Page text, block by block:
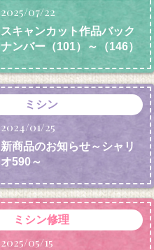
2025/07/22
スキャンカット作品バック
ナンバー（101）～（146）
ミシン
2024/01/25
新商品のお知らせ～シャリ
オ590～
ミシン修理
2025/05/15